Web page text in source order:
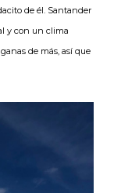
de él. Santander
y con un clima
de más, así que